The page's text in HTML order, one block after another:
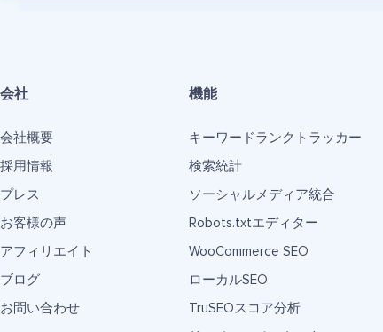
会社
会社概要
採用情報
プレス
お客様の声
アフィリエイト
ブログ
お問い合わせ
機能
キーワードランクトラッカー
検索統計
ソーシャルメディア統合
Robots.txtエディター
WooCommerce SEO
ローカルSEO
TruSEOスコア分析